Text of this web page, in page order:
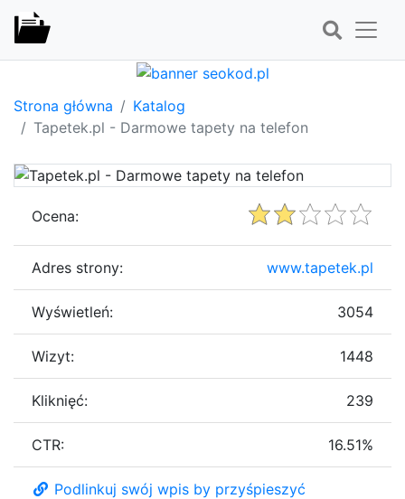
Strona główna
Katalog
Tapetek.pl - Darmowe tapety na telefon
Ocena:
Adres strony: www.tapetek.pl
Wyświetleń: 3054
Wizyt: 1448
Kliknięć: 239
CTR: 16.51%
Podlinkuj swój wpis by przyśpieszyć